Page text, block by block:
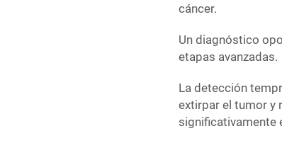
cáncer.
Un diagnóstico
etapas avanzadas.
La detección
extirpar el tumor y
significativamente